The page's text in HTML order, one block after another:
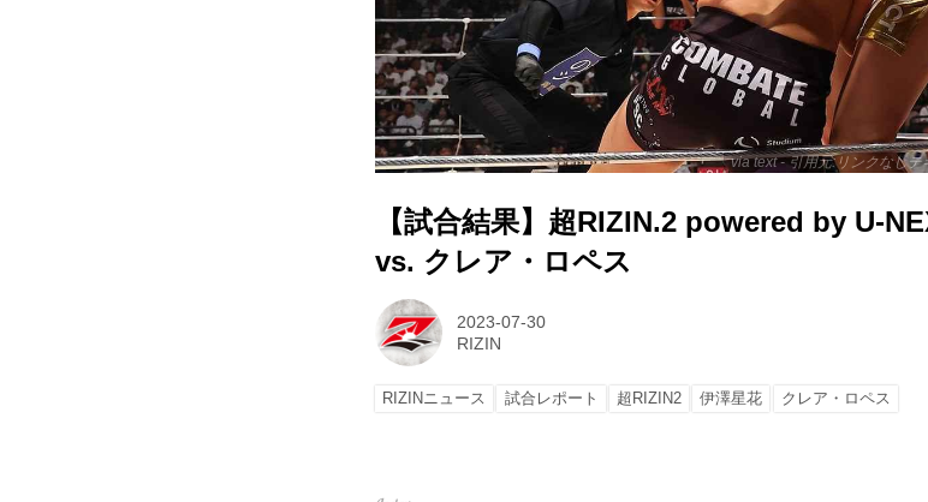
via text - 引用元:リンクなし
【試合結果】超RIZIN.2 powered by U-
vs. クレア・ロペス
2023-07-30
RIZIN
RIZINニュース 試合レポート 超RIZIN2 伊澤星花 クレア・ロペス